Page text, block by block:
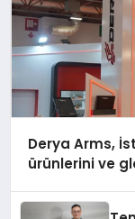
Derya Arms,
ürünlerini ve